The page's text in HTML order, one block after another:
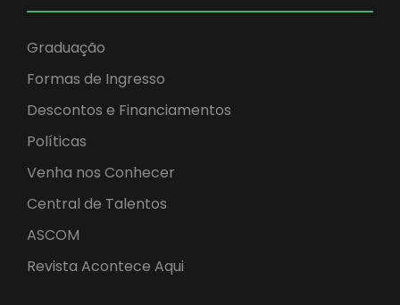
Graduação
Formas de Ingresso
Descontos e Financiamentos
Políticas
Venha nos Conhecer
Central de Talentos
ASCOM
Revista Acontece Aqui